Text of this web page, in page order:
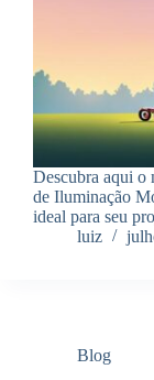
Descubra aqui o
de Iluminação
ideal para seu
luiz
Blog